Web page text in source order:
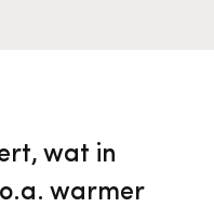
wat in
warmer